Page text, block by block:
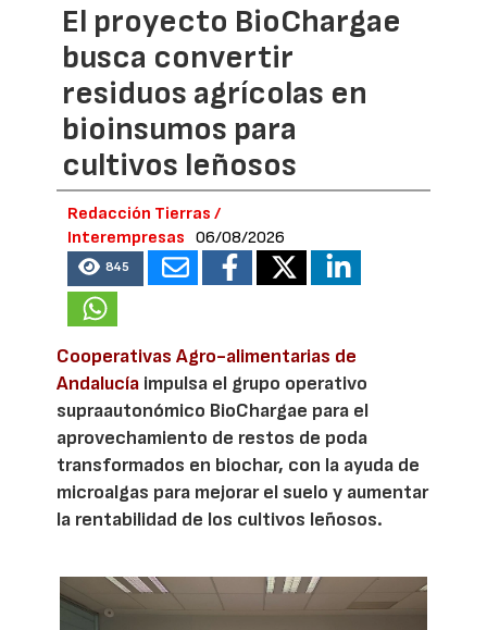
El proyecto BioChargae
busca convertir
residuos agrícolas en
bioinsumos para
cultivos leñosos
Redacción Tierras /
Interempresas
06/08/2026
845
Cooperativas Agro-alimentarias de
Andalucía impulsa el grupo operativo
supraautonómico BioChargae para el
aprovechamiento de restos de poda
transformados en biochar, con la ayuda de
microalgas para mejorar el suelo y aumentar
la rentabilidad de los cultivos leñosos.